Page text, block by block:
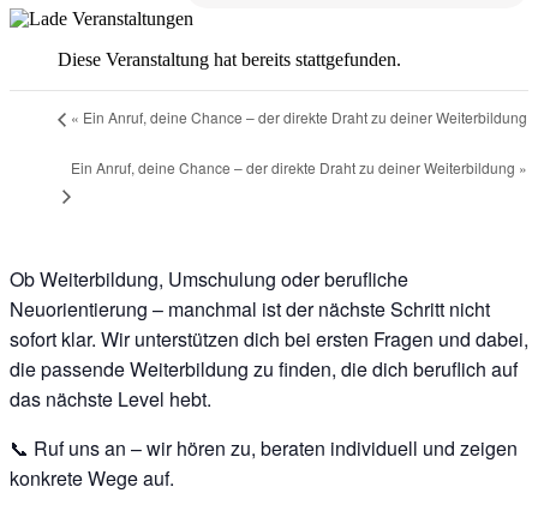
Diese Veranstaltung hat bereits stattgefunden.
« Ein Anruf, deine Chance – der direkte Draht zu deiner Weiterbildung
Ein Anruf, deine Chance – der direkte Draht zu deiner Weiterbildung »
Ob Weiterbildung, Umschulung oder berufliche
Neuorientierung – manchmal ist der nächste Schritt nicht
sofort klar. Wir unterstützen dich bei ersten Fragen und dabei,
die passende Weiterbildung zu finden, die dich beruflich auf
das nächste Level hebt.
📞 Ruf uns an – wir hören zu, beraten individuell und zeigen
konkrete Wege auf.